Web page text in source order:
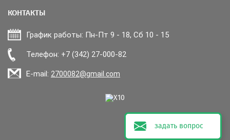
Прикрепить файл
задать вопрос
КОНТАКТЫ
График работы: Пн-Пт 9 - 18, Сб 10 - 15
Телефон: +7 (342) 27-000-82
E-mail: 2700082@gmail.com